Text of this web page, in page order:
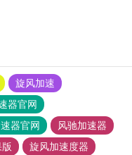
旋风加速
器官网
器官网
风驰加速器
旋风加速度器